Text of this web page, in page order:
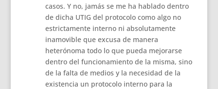
casos. Y no, jamás se me ha hablado dentro
de dicha UTIG del protocolo como algo no
estrictamente interno ni absolutamente
inamovible que excusa de manera
heterónoma todo lo que pueda mejorarse
dentro del funcionamiento de la misma, sino
de la falta de medios y la necesidad de la
existencia un protocolo interno para la